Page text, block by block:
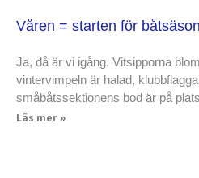
Våren = starten för
Ja, då är vi igång. Vitsipporna
vintervimpeln är halad,
småbåtssektionens bod är på
Läs mer »